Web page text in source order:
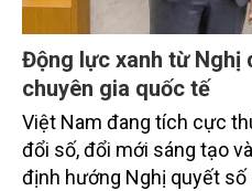
Động lực xanh từ Nghị
chuyên gia quốc tế
Việt Nam đang tích cực
đổi số, đổi mới sáng tạo
định hướng Nghị quyết số